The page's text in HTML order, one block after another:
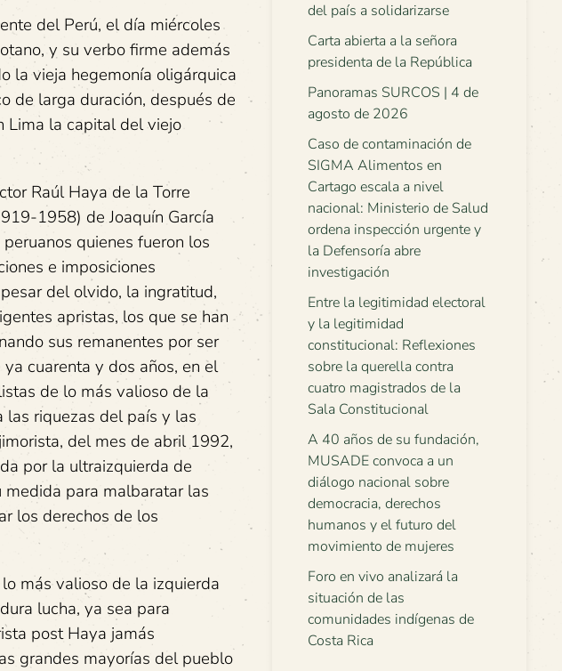
del Perú, el día miércoles
y su verbo firme además
la vieja hegemonía oligárquica
de larga duración, después de
Lima la capital del viejo
Raúl Haya de la Torre
1958) de Joaquín García
quienes fueron los
e imposiciones
del olvido, la ingratitud,
apristas, los que se han
sus remanentes por ser
cuarenta y dos años, en el
de lo más valioso de la
las riquezas del país y las
del mes de abril 1992,
por la ultraizquierda de
medida para malbaratar las
los derechos de los
más valioso de la izquierda
lucha, ya sea para
post Haya jamás
grandes mayorías del pueblo
del país a solidarizarse
Carta abierta a la señora
presidenta de la República
Panoramas SURCOS | 4 de
agosto de 2026
Caso de contaminación de
SIGMA Alimentos en
Cartago escala a nivel
nacional: Ministerio de Salud
ordena inspección urgente y
la Defensoría abre
investigación
Entre la legitimidad electoral
y la legitimidad
constitucional: Reflexiones
sobre la querella contra
cuatro magistrados de la
Sala Constitucional
A 40 años de su fundación,
MUSADE convoca a un
diálogo nacional sobre
democracia, derechos
humanos y el futuro del
movimiento de mujeres
Foro en vivo analizará la
situación de las
comunidades indígenas de
Costa Rica